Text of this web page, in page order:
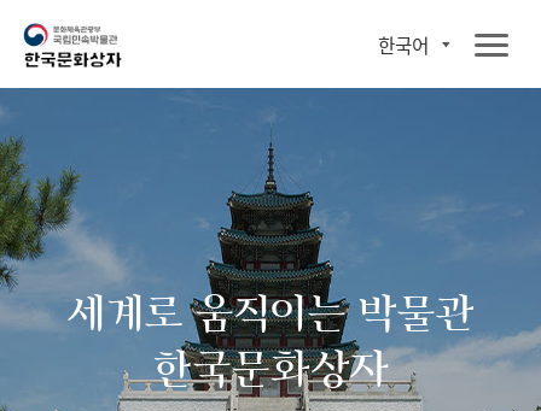
한국어
세계로 움직이는 박물관
한국문화상자